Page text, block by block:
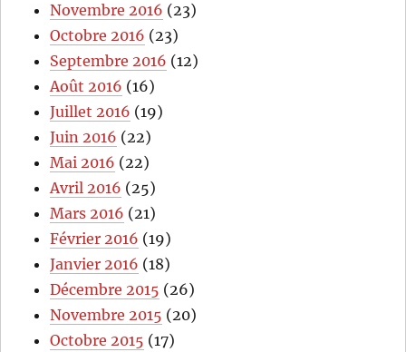
Novembre 2016 (23)
Octobre 2016 (23)
Septembre 2016 (12)
Août 2016 (16)
Juillet 2016 (19)
Juin 2016 (22)
Mai 2016 (22)
Avril 2016 (25)
Mars 2016 (21)
Février 2016 (19)
Janvier 2016 (18)
Décembre 2015 (26)
Novembre 2015 (20)
Octobre 2015 (17)